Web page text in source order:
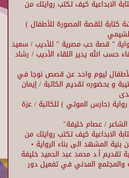
الابداعية كيف تكتب روايتك من
كتابة للقصة المصورة للأطفال )
" قصة حب مصرية " للأديب / سعيد
حسب الله يدير اللقاء الأديب / رشاد
ليوم واحد عن قصص نوجا في
و بحضوره تقديم الكاتبة / إيمان
(حارس الموتي ) للكاتبة / عزة
/ عصام خليفة"
الابداعية كيف تكتب روايتك من
بنية المشهد الى بناء الرواية •
تقديم أ.د محمد عبد الحميد خليفة
والمجتمع المدني في تفعيل دور